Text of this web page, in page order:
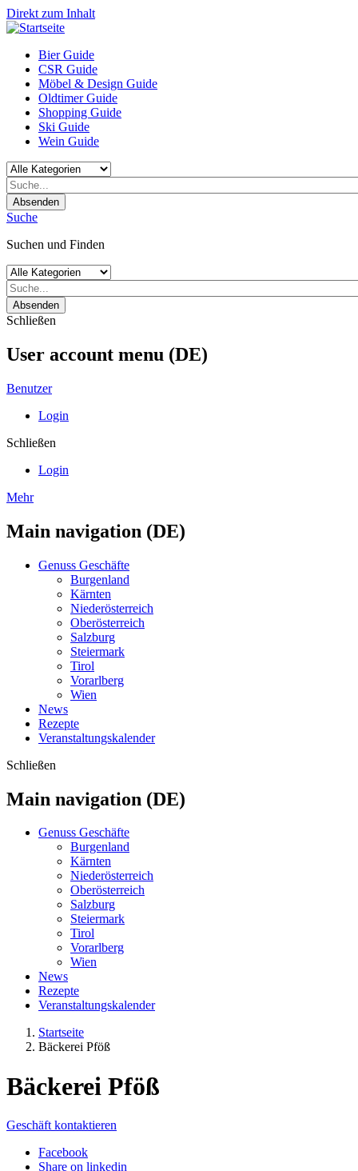
Direkt zum Inhalt
Bier Guide
CSR Guide
Möbel & Design Guide
Oldtimer Guide
Shopping Guide
Ski Guide
Wein Guide
Absenden
Suche
Suchen und Finden
Absenden
Schließen
User account menu (DE)
Benutzer
Login
Schließen
Login
Mehr
Main navigation (DE)
Genuss Geschäfte
Burgenland
Kärnten
Niederösterreich
Oberösterreich
Salzburg
Steiermark
Tirol
Vorarlberg
Wien
News
Rezepte
Veranstaltungskalender
Schließen
Main navigation (DE)
Genuss Geschäfte
Burgenland
Kärnten
Niederösterreich
Oberösterreich
Salzburg
Steiermark
Tirol
Vorarlberg
Wien
News
Rezepte
Veranstaltungskalender
Startseite
Bäckerei Pföß
Bäckerei Pföß
Geschäft kontaktieren
Facebook
Share on linkedin